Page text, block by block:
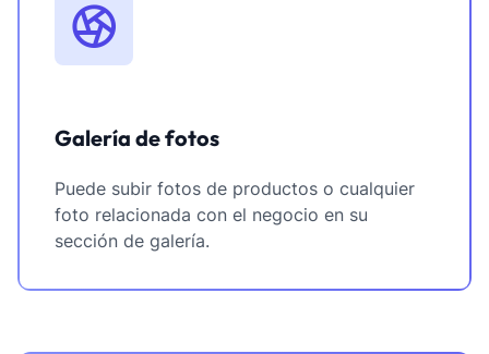
Galería de fotos
Puede subir fotos de productos o cualquier
foto relacionada con el negocio en su
sección de galería.